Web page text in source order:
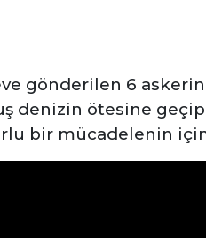
gönderilen 6
denizin ötesine
bir mücadelenin